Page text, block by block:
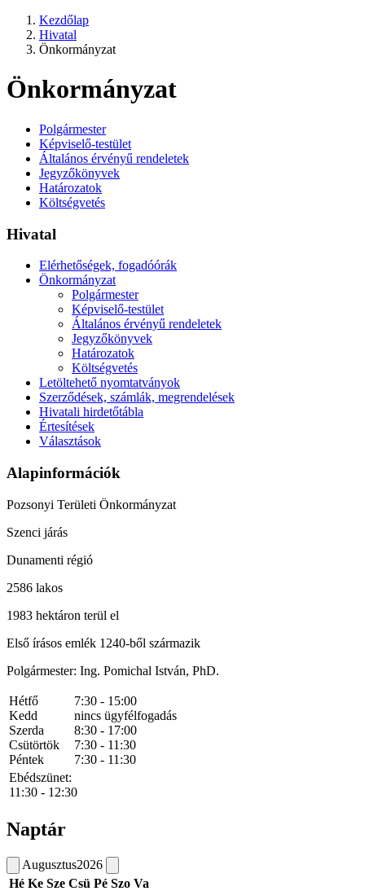
Kezdőlap
Hivatal
Önkormányzat
Önkormányzat
Polgármester
Képviselő-testület
Általános érvényű rendeletek
Jegyzőkönyvek
Határozatok
Költségvetés
Hivatal
Elérhetőségek, fogadóórák
Önkormányzat
Polgármester
Képviselő-testület
Általános érvényű rendeletek
Jegyzőkönyvek
Határozatok
Költségvetés
Letöltehető nyomtatványok
Szerződések, számlák, megrendelések
Hivatali hirdetőtábla
Értesítések
Választások
Alapinformációk
Pozsonyi Területi Önkormányzat
Szenci járás
Dunamenti régió
2586 lakos
1983 hektáron terül el
Első írásos emlék 1240-ből származik
Polgármester: Ing. Pomichal István, PhD.
Hétfő
Kedd
Szerda
Csütörtök
Péntek
7:30 - 15:00
nincs ügyfélfogadás
8:30 - 17:00
7:30 - 11:30
7:30 - 11:30
Ebédszünet:
11:30 - 12:30
Naptár
Augusztus2026
Hé Ke Sze Csü Pé Szo Va